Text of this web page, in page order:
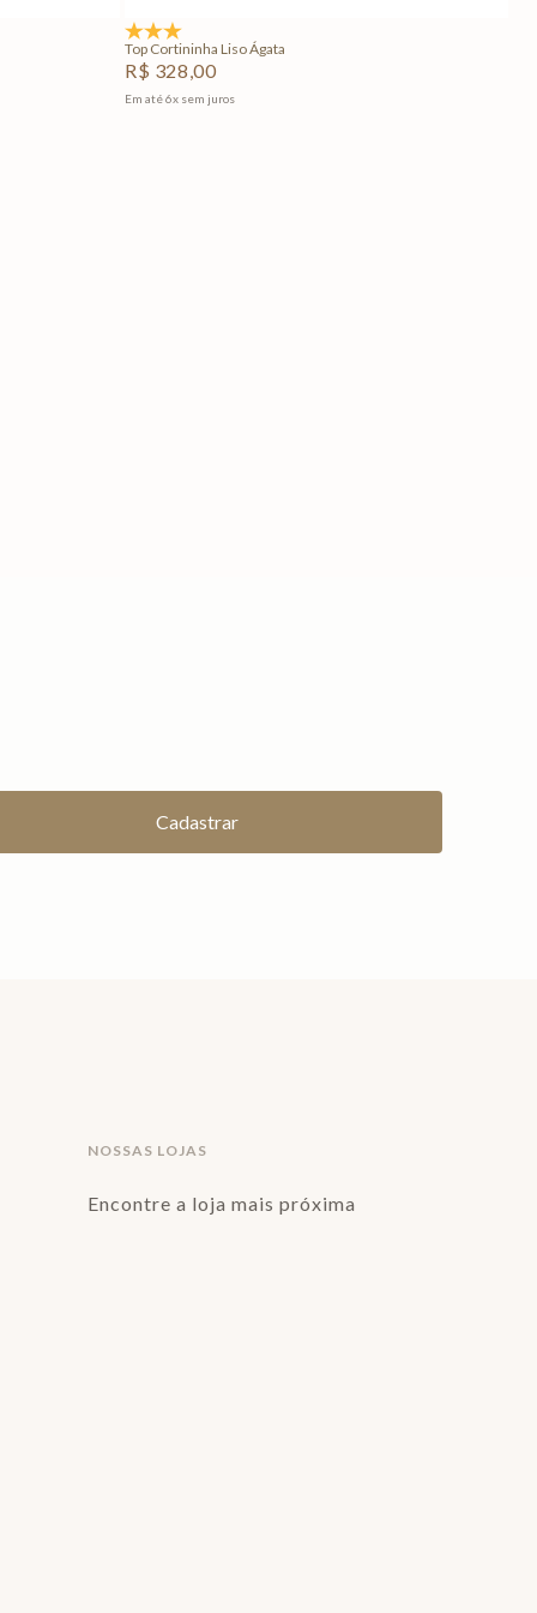
Top Cortininha Liso Ágata
R$ 328,00
Em até6x sem juros
NOSSAS LOJAS
Encontre a loja mais próxima